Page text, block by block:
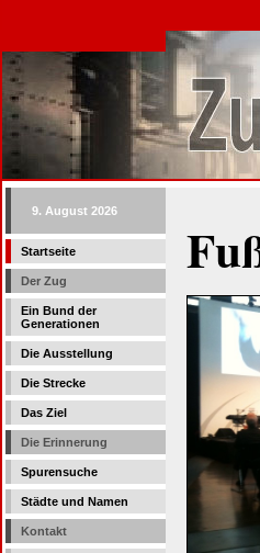
9. August 2026
Startseite
Der Zug
Ein Bund der
Generationen
Die Ausstellung
Die Strecke
Das Ziel
Die Erinnerung
Spurensuche
Städte und Namen
Kontakt